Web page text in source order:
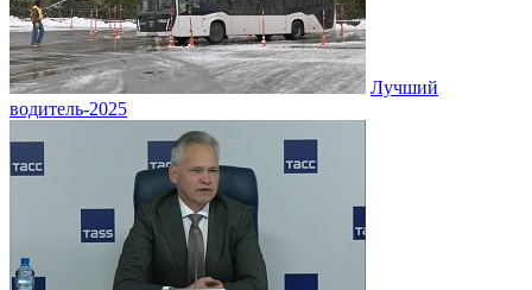
Лучший
водитель-2025